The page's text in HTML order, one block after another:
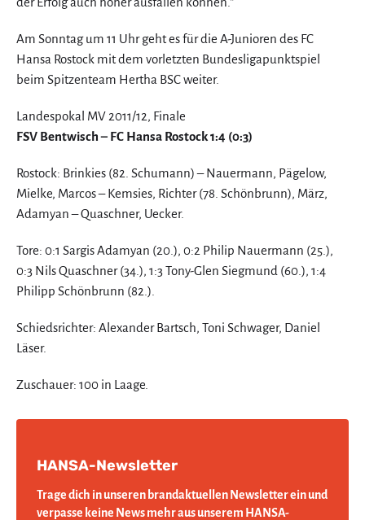
Am Sonntag um 11 Uhr geht es für die A-Junioren des FC
Hansa Rostock mit dem vorletzten Bundesligapunktspiel
beim Spitzenteam Hertha BSC weiter.
Landespokal MV 2011/12, Finale
FSV Bentwisch – FC Hansa Rostock 1:4 (0:3)
Rostock: Brinkies (82. Schumann) – Nauermann, Pägelow,
Mielke, Marcos – Kemsies, Richter (78. Schönbrunn), März,
Adamyan – Quaschner, Uecker.
Tore: 0:1 Sargis Adamyan (20.), 0:2 Philip Nauermann (25.),
0:3 Nils Quaschner (34.), 1:3 Tony-Glen Siegmund (60.), 1:4
Philipp Schönbrunn (82.).
Schiedsrichter: Alexander Bartsch, Toni Schwager, Daniel
Läser.
Zuschauer: 100 in Laage.
HANSA-Newsletter
Trage dich in unseren brandaktuellen Newsletter ein und
verpasse keine News mehr aus unserem HANSA-